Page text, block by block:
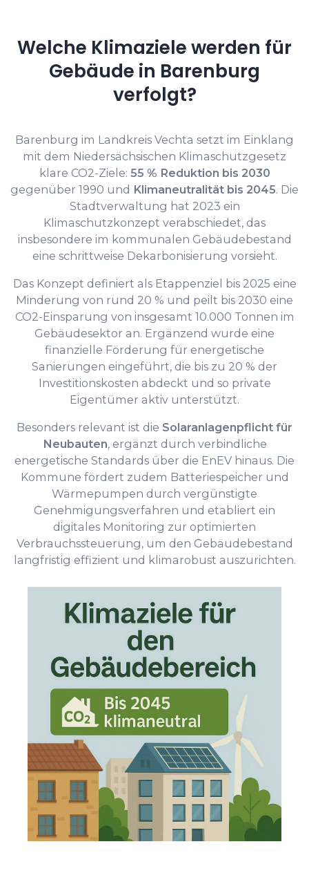
Welche Klimaziele werden für
Gebäude in Barenburg
verfolgt?
Barenburg im Landkreis Vechta setzt im Einklang
mit dem Niedersächsischen Klimaschutzgesetz
klare CO2-Ziele: 55 % Reduktion bis 2030
gegenüber 1990 und Klimaneutralität bis 2045. Die
Stadtverwaltung hat 2023 ein
Klimaschutzkonzept verabschiedet, das
insbesondere im kommunalen Gebäudebestand
eine schrittweise Dekarbonisierung vorsieht.
Das Konzept definiert als Etappenziel bis 2025 eine
Minderung von rund 20 % und peilt bis 2030 eine
CO2-Einsparung von insgesamt 10.000 Tonnen im
Gebäudesektor an. Ergänzend wurde eine
finanzielle Förderung für energetische
Sanierungen eingeführt, die bis zu 20 % der
Investitionskosten abdeckt und so private
Eigentümer aktiv unterstützt.
Besonders relevant ist die Solaranlagenpflicht für
Neubauten, ergänzt durch verbindliche
energetische Standards über die EnEV hinaus. Die
Kommune fördert zudem Batteriespeicher und
Wärmepumpen durch vergünstigte
Genehmigungsverfahren und etabliert ein
digitales Monitoring zur optimierten
Verbrauchssteuerung, um den Gebäudebestand
langfristig effizient und klimarobust auszurichten.